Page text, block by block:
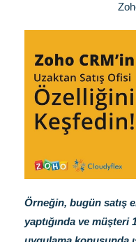
Örneğin, bugün satış
yaptığında ve